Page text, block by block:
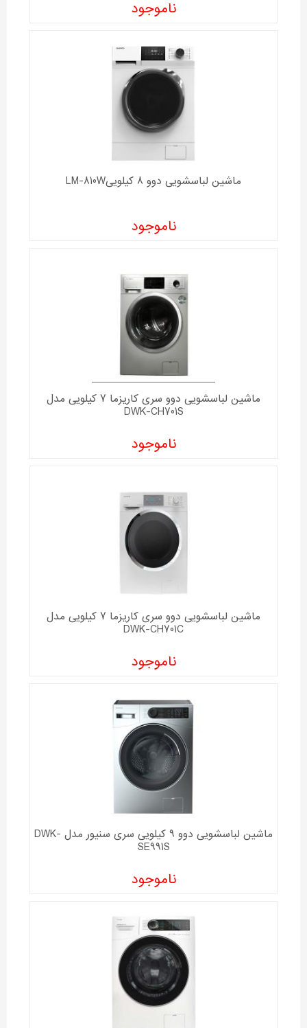
ناموجود
ماشین لباسشویی دوو 8 کیلوییLM-810W
ناموجود
ماشین لباسشویی دوو سری کاریزما 7 کیلویی مدل
DWK-CH701S
ناموجود
ماشین لباسشویی دوو سری کاریزما 7 کیلویی مدل
DWK-CH701C
ناموجود
ماشین لباسشویی دوو 9 کیلویی سری سنیور مدل DWK-
SE991S
ناموجود